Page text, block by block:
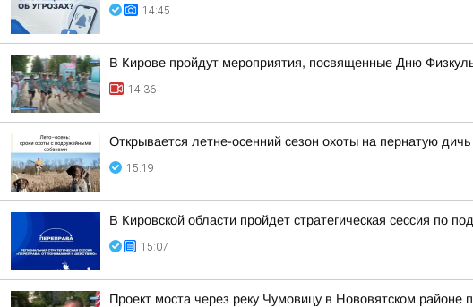
14:45
В Кирове пройдут мероприятия, посвященные Дню
14:36
Открывается летне-осенний сезон охоты на пернатую дичь
15:19
В Кировской области пройдет стратегическая сессия по
15:07
Проект моста через реку Чумовицу в Нововятском районе